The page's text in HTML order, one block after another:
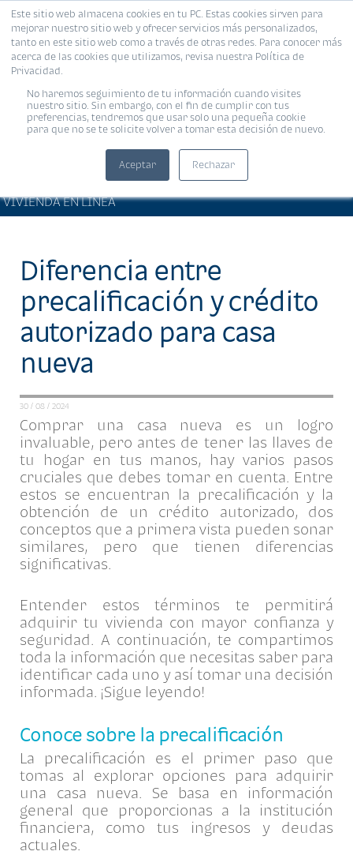
Este sitio web almacena cookies en tu PC. Estas cookies sirven para
mejorar nuestro sitio web y ofrecer servicios más personalizados,
tanto en este sitio web como a través de otras redes. Para conocer más
acerca de las cookies que utilizamos, revisa nuestra Política de
Privacidad.
No haremos seguimiento de tu información cuando visites
nuestro sitio. Sin embargo, con el fin de cumplir con tus
preferencias, tendremos que usar solo una pequeña cookie
para que no se te solicite volver a tomar esta decisión de nuevo.
Aceptar Rechazar
MENÚ
VIVIENDA EN LÍNEA
Diferencia entre
precalificación y crédito
autorizado para casa
nueva
30 / 08 / 2024
Comprar una casa nueva es un logro
invaluable, pero antes de tener las llaves de
tu hogar en tus manos, hay varios pasos
cruciales que debes tomar en cuenta. Entre
estos se encuentran la precalificación y la
obtención de un crédito autorizado, dos
conceptos que a primera vista pueden sonar
similares, pero que tienen diferencias
significativas.
Entender estos términos te permitirá
adquirir tu vivienda con mayor confianza y
seguridad. A continuación, te compartimos
toda la información que necesitas saber para
identificar cada uno y así tomar una decisión
informada. ¡Sigue leyendo!
Conoce sobre la precalificación
La precalificación es el primer paso que
tomas al explorar opciones para adquirir
una casa nueva. Se basa en información
general que proporcionas a la institución
financiera, como tus ingresos y deudas
actuales.